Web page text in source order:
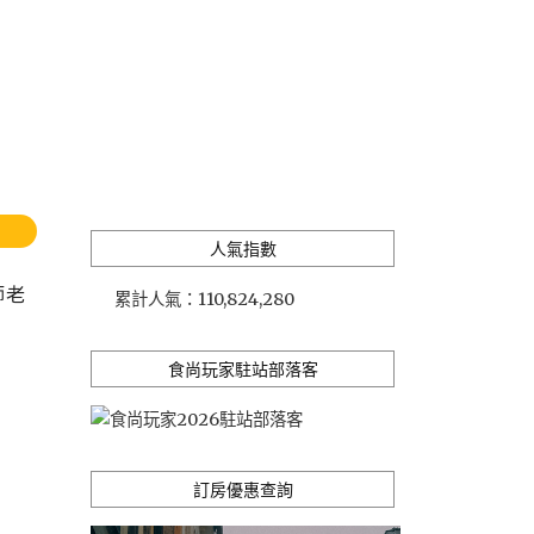
老
人氣指數
累計人氣： 110,824,280
食尚玩家駐站部落客
訂房優惠查詢